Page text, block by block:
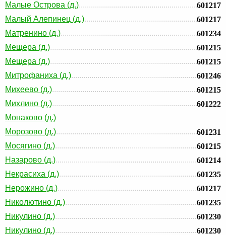
Малые Острова (д.)
601217
Малый Алепинец (д.)
601217
Матренино (д.)
601234
Мещера (д.)
601215
Мещера (д.)
601215
Митрофаниха (д.)
601246
Михеево (д.)
601215
Михлино (д.)
601222
Монаково (д.)
Морозово (д.)
601231
Мосягино (д.)
601215
Назарово (д.)
601214
Некрасиха (д.)
601235
Нерожино (д.)
601217
Николютино (д.)
601235
Никулино (д.)
601230
Никулино (д.)
601230